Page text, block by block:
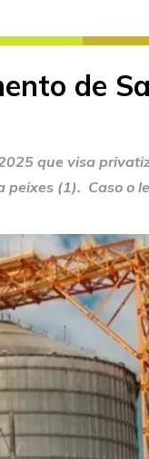
de
que visa
(1). Caso o